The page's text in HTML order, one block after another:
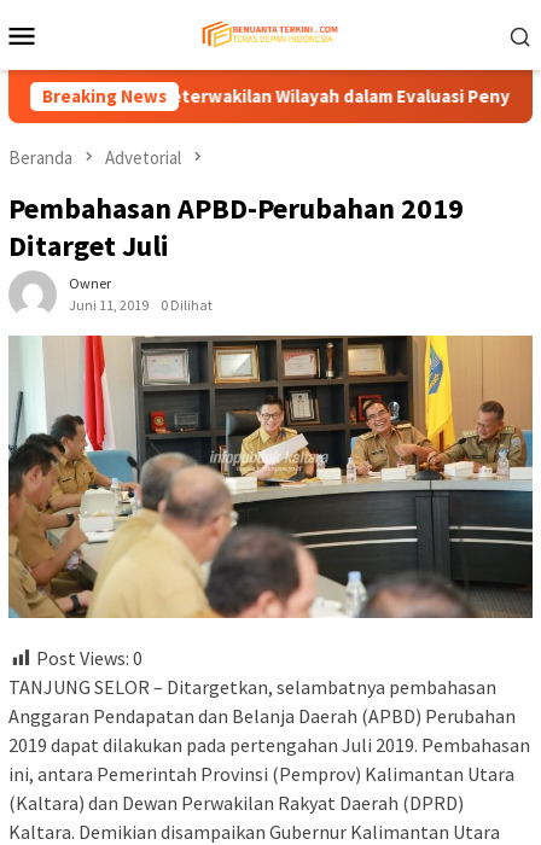
ke
Mobile
Breaking News
dan Keterwakilan Wilayah dalam Evaluasi
Beranda Advetorial
Pembahasan APBD-Perubahan 2019
Ditarget Juli
Owner
Juni 11, 2019
0 Dilihat
Post Views: 0
TANJUNG SELOR – Ditargetkan, selambatnya pembahasan
Anggaran Pendapatan dan Belanja Daerah (APBD) Perubahan
2019 dapat dilakukan pada pertengahan Juli 2019. Pembahasan
ini, antara Pemerintah Provinsi (Pemprov) Kalimantan Utara
(Kaltara) dan Dewan Perwakilan Rakyat Daerah (DPRD)
Kaltara. Demikian disampaikan Gubernur Kalimantan Utara